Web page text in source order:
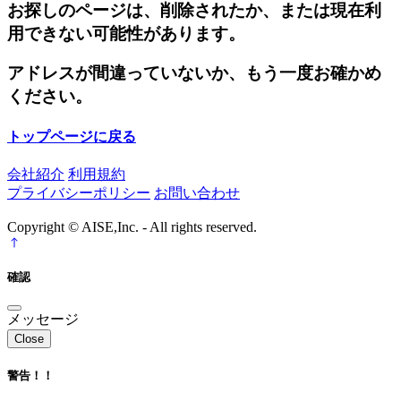
お探しのページは、削除されたか、または現在利
用できない可能性があります。
アドレスが間違っていないか、もう一度お確かめ
ください。
トップページに戻る
会社紹介 利用規約
プライバシーポリシー お問い合わせ
Copyright © AISE,Inc. - All rights reserved.
確認
メッセージ
Close
警告！！